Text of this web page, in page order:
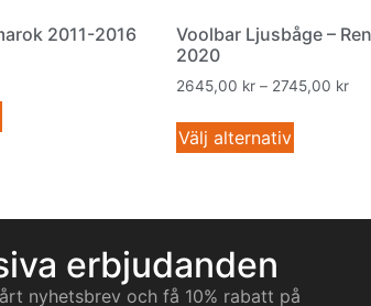
2011-2016
Voolbar Ljusbåge –
2020
2645,00 kr – 2745,00 kr
Välj alternativ
erbjudanden
nyhetsbrev och få 10% rabatt på